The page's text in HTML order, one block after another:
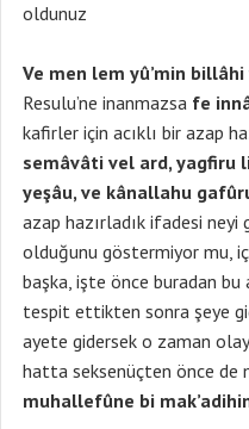
oldunuz
Ve men lem yû’min
Resulu’ne inanmazsa fe
kafirler için acıklı bir azap
semâvâti vel ard, yagfiru
yeşâu, ve kânallahu
azap hazırladık ifadesi
olduğunu göstermiyor mu,
başka, işte önce buradan
tespit ettikten sonra şeye
ayete gidersek o zaman
hatta seksenüçten önce de
muhallefûne bi